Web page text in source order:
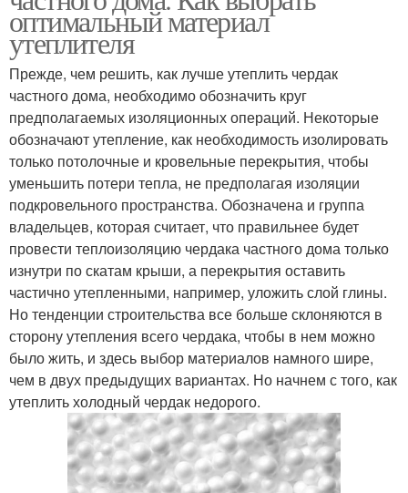
оптимальный материал
утеплителя
Прежде, чем решить, как лучше утеплить чердак
частного дома, необходимо обозначить круг
предполагаемых изоляционных операций. Некоторые
обозначают утепление, как необходимость изолировать
только потолочные и кровельные перекрытия, чтобы
уменьшить потери тепла, не предполагая изоляции
подкровельного пространства. Обозначена и группа
владельцев, которая считает, что правильнее будет
провести теплоизоляцию чердака частного дома только
изнутри по скатам крыши, а перекрытия оставить
частично утепленными, например, уложить слой глины.
Но тенденции строительства все больше склоняются в
сторону утепления всего чердака, чтобы в нем можно
было жить, и здесь выбор материалов намного шире,
чем в двух предыдущих вариантах. Но начнем с того, как
утеплить холодный чердак недорого.